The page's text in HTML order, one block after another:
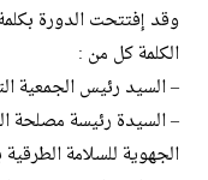
وقد إفتتحت الدورة
الكلمة كل من :
– السيد رئيس الجمعية
– السيدة رئيسة مصلحة
الجهوية للسلامة